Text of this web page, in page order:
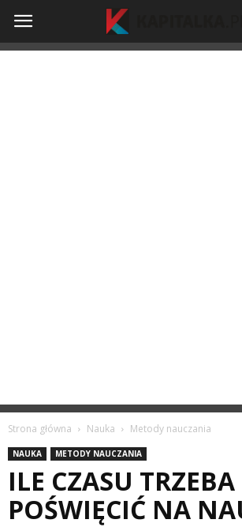
kapitalka.pl
Strona główna Nauka Metody nauczania
NAUKA METODY NAUCZANIA
ILE CZASU TRZEBA
POŚWIĘCIĆ NA